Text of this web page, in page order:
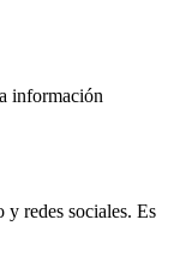
información
y redes sociales. Es